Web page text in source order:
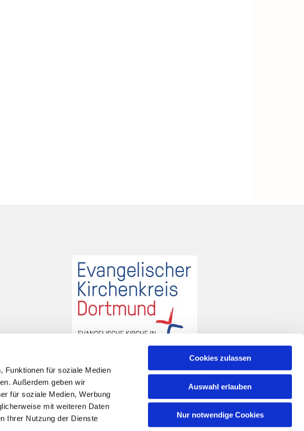
Funktionen für soziale Medien
Außerdem geben wir
für soziale Medien, Werbung
mit weiteren Daten
Ihrer Nutzung der Dienste
Cookies zulassen
Auswahl erlauben
Nur notwendige Cookies